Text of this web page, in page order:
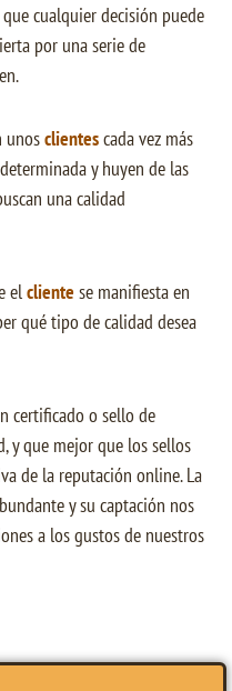
cualquier decisión puede
por una serie de
unosclientescada vez más
y huyen de las
una calidad
elcliente se manifiesta en
qué tipo de calidad desea
certificado o sello de
y que mejor que los sellos
de la reputación online. La
y su captación nos
a los gustos de nuestros